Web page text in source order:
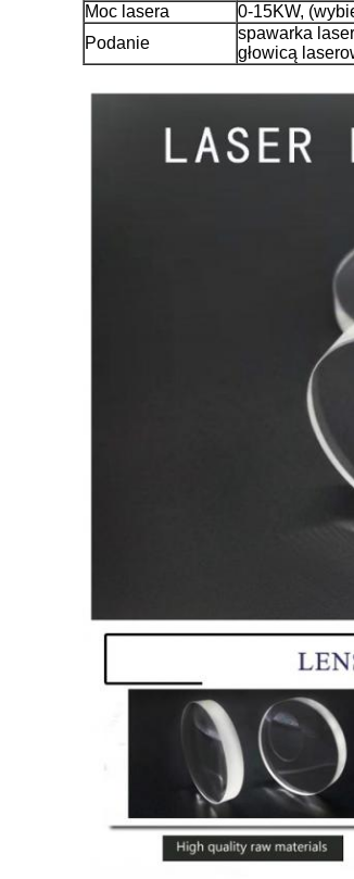
Moc lasera
0-15KW,
Podanie
spawarka
głowicą